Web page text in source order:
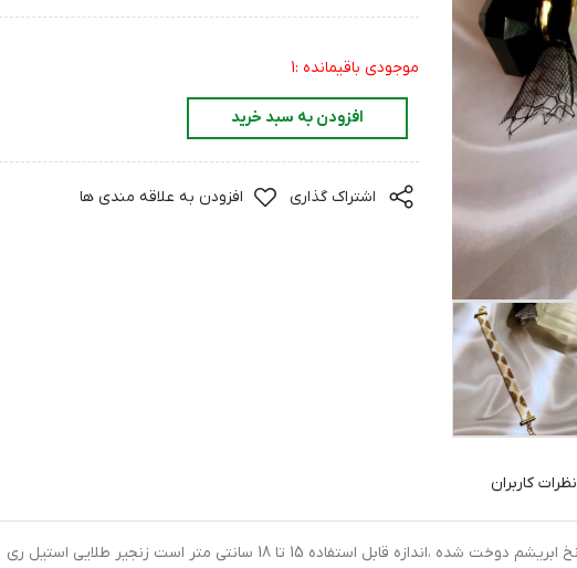
موجودی باقیمانده :1
افزودن به سبد خرید
اشتراک گذاری افزودن به علاقه مندی ها
نظرات کاربران
دستبند دلیکا با منجوقهای اصل میوکی از ژاپن با نخ ابریشم دوخت شده ،اندازه قابل استفاده 15 تا 18 سانتی متر است زنجیر طلایی استیل ری